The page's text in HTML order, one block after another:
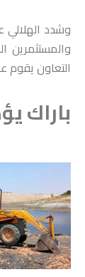
وشدد الهلالي
والمستثمرين
التعاون يقوم
باراك